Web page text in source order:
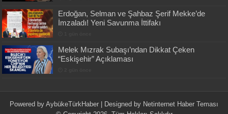
Erdoğan, Selman ve Şahbaz Şerif Mekke’de
İmzaladı! Yeni Savunma İttifakı
Melek Mızrak Subaşı’ndan Dikkat Çeken
“Eskişehir” Açıklaması
Powered by AybükeTürkHaber | Designed by Netinternet Haber Teması